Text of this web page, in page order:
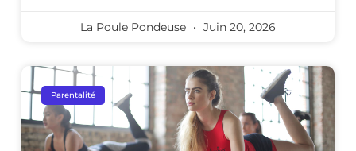
La Poule Pondeuse Juin 20, 2026
Parentalité